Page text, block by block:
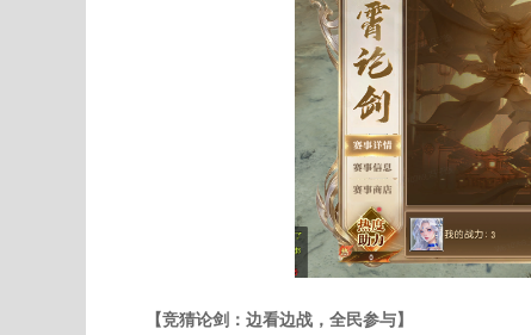
【竞猜论剑：边看边战，全民参与】